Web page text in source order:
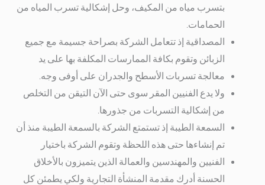
بتسرب مياه من المكيف، وحل إشكالية تسرب المياه من
الحمامات.
المصداقية إذ تتعامل الشركة بصراحة جسيمة مع جميع
الزبائن وتقوم بكافة الممارسات المكلفة بها على يد
معالجة تسربات الأسطح والجدران على أوفى وجه.
ولا يدع الفنيين المقر سوى حتى الآن التيقن من التخلص
من إشكالية التسربات من جذورها.
السمعة الطيبة إذ تستمتع الشركة بالسمعة الطيبة منذ أن
تم إنشاءها حتى هذه اللحظة وتقوم الشركة باختيار
الفنيين والمهندسين والعمالة الذين يتميزون بالأخلاق
الحسنة أدرك مقدمة المنشأة التجارية ولكي يطمئن كل